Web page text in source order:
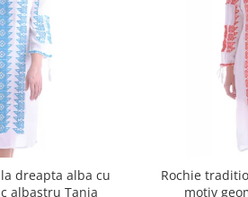
dreapta alba cu
albastru Tania
Rochie
motiv